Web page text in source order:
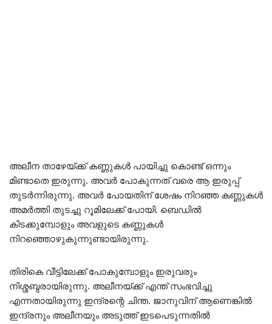
അലീന താഴേയ്ക്ക് കണ്ണുകൾ പായിച്ചു കൊണ്ട് ഒന്നും
മിണ്ടാതെ ഇരുന്നു. അവർ പോകുന്നത് വരെ ആ ഇരുപ്പ്
തുടർന്നിരുന്നു. അവർ പോയതിന് ശേഷം നിറഞ്ഞ കണ്ണുകൾ
അമർത്തി തുടച്ചു റൂമിലേക്ക് പോയി. ബെഡിൽ
കിടക്കുമ്പോളും അവളുടെ കണ്ണുകൾ
നിറഞ്ഞൊഴുകുന്നുണ്ടായിരുന്നു.
തിരികെ വീട്ടിലേക്ക് പോകുമ്പോളും ഇരുവരും
നിശ്ശബ്ദരായിരുന്നു. അലീനയ്ക്ക് എന്ത് സംഭവിച്ചു
എന്നതായിരുന്നു ഇന്ദ്രന്റെ ചിന്ത. ജാനുവിന് ആണെങ്കിൽ
ഇന്ദ്രനും അലീനയും അടുത്ത് ഇടപെടുന്നതിൽ